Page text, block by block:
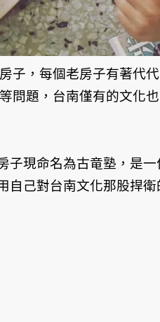
子，每個老房子有著代
問題，台南僅有的文化
子現命名為古竜塾，是
自己對台南文化那股捍